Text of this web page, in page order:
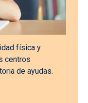
física y
centros
de ayudas.